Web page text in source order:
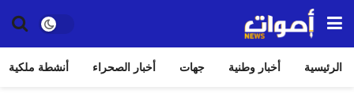
الرئيسية أخبار وطنية جهات أخبار الصحراء أنشطة ملكية